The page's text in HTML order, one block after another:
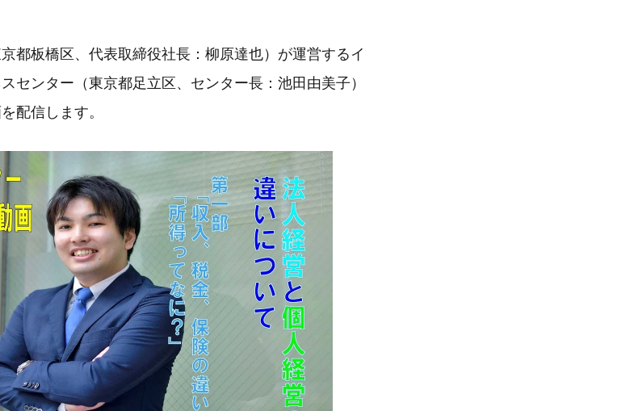
都板橋区、代表取締役社長：柳原達也）が運営するイ
センター（東京都足立区、センター長：池田由美子）
配信します。